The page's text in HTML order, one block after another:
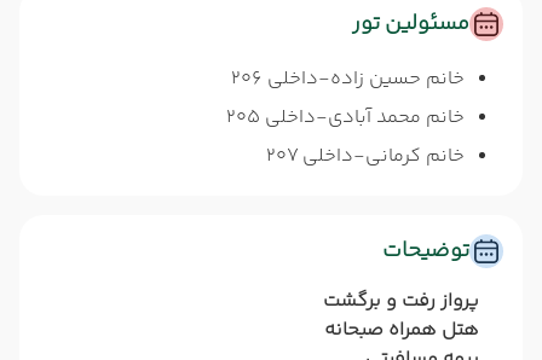
مسئولین تور
خانم حسین زاده-داخلی 206
خانم محمد آبادی-داخلی 205
خانم کرمانی-داخلی 207
توضیحات
پرواز رفت و برگشت
هتل همراه صبحانه